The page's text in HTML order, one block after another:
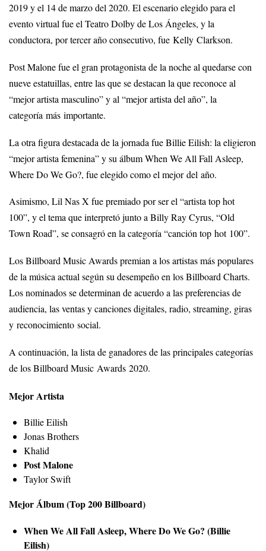
2019 y el 14 de marzo del 2020. El escenario elegido para el
evento virtual fue el Teatro Dolby de Los Ángeles, y la
conductora, por tercer año consecutivo, fue Kelly Clarkson.
Post Malone fue el gran protagonista de la noche al quedarse con
nueve estatuillas, entre las que se destacan la que reconoce al
“mejor artista masculino” y al “mejor artista del año”, la
categoría más importante.
La otra figura destacada de la jornada fue Billie Eilish: la eligieron
“mejor artista femenina” y su álbum When We All Fall Asleep,
Where Do We Go?, fue elegido como el mejor del año.
Asimismo, Lil Nas X fue premiado por ser el “artista top hot
100”, y el tema que interpretó junto a Billy Ray Cyrus, “Old
Town Road”, se consagró en la categoría “canción top hot 100”.
Los Billboard Music Awards premian a los artistas más populares
de la música actual según su desempeño en los Billboard Charts.
Los nominados se determinan de acuerdo a las preferencias de
audiencia, las ventas y canciones digitales, radio, streaming, giras
y reconocimiento social.
A continuación, la lista de ganadores de las principales categorías
de los Billboard Music Awards 2020.
Mejor Artista
Billie Eilish
Jonas Brothers
Khalid
Post Malone
Taylor Swift
Mejor Álbum (Top 200 Billboard)
When We All Fall Asleep, Where Do We Go? (Billie
Eilish)